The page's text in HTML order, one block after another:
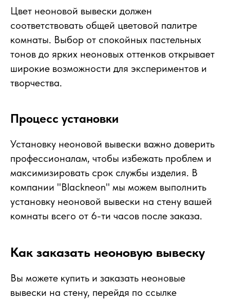
Цвет неоновой вывески должен
соответствовать общей цветовой палитре
комнаты. Выбор от спокойных пастельных
тонов до ярких неоновых оттенков открывает
широкие возможности для экспериментов и
творчества.
Процесс установки
Установку неоновой вывески важно доверить
профессионалам, чтобы избежать проблем и
максимизировать срок службы изделия. В
компании "Blackneon" мы можем выполнить
установку неоновой вывески на стену вашей
комнаты всего от 6-ти часов после заказа.
Как заказать неоновую вывеску
Вы можете купить и заказать неоновые
вывески на стену, перейдя по ссылке